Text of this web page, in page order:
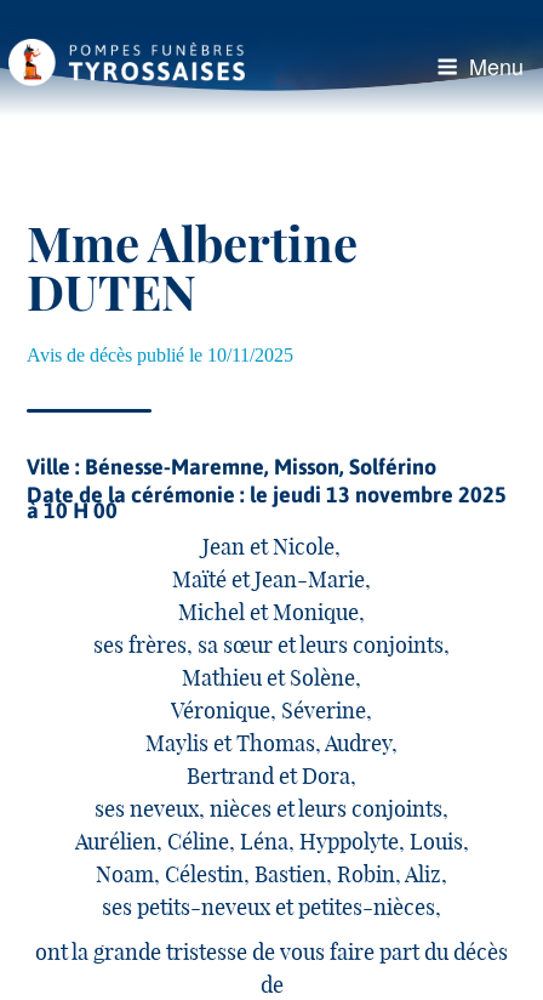
contenu
principal
Menu
Mme Albertine
DUTEN
Avis de décès publié le 10/11/2025
Ville : Bénesse-Maremne, Misson, Solférino
Date de la cérémonie : le jeudi 13 novembre 2025
à 10 H 00
Jean et Nicole,
Maïté et Jean-Marie,
Michel et Monique,
ses frères, sa sœur et leurs conjoints,
Mathieu et Solène,
Véronique, Séverine,
Maylis et Thomas, Audrey,
Bertrand et Dora,
ses neveux, nièces et leurs conjoints,
Aurélien, Céline, Léna, Hyppolyte, Louis,
Noam, Célestin, Bastien, Robin, Aliz,
ses petits-neveux et petites-nièces,
ont la grande tristesse de vous faire part du décès
de